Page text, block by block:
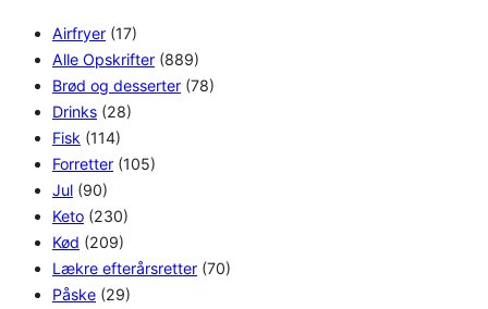
Airfryer (17)
Alle Opskrifter (889)
Brød og desserter (78)
Drinks (28)
Fisk (114)
Forretter (105)
Jul (90)
Keto (230)
Kød (209)
Lækre efterårsretter (70)
Påske (29)